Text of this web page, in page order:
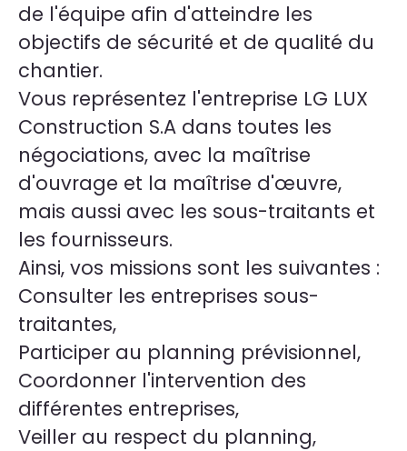
de l'équipe afin d'atteindre les
objectifs de sécurité et de qualité du
chantier.
Vous représentez l'entreprise LG LUX
Construction S.A dans toutes les
négociations, avec la maîtrise
d'ouvrage et la maîtrise d'œuvre,
mais aussi avec les sous-traitants et
les fournisseurs.
Ainsi, vos missions sont les suivantes :
Consulter les entreprises sous-
traitantes,
Participer au planning prévisionnel,
Coordonner l'intervention des
différentes entreprises,
Veiller au respect du planning,